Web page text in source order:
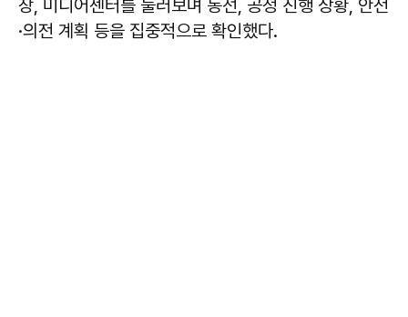
장, 미디어센터를 둘러보며 동선, 공정 진행 상황, 안전
·의전 계획 등을 집중적으로 확인했다.